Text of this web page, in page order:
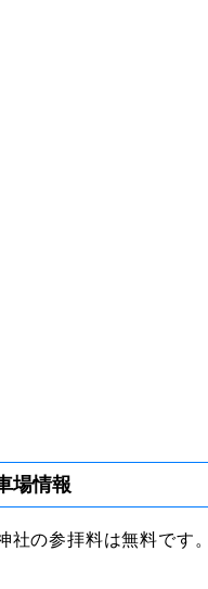
場情報
社の参拝料は無料です。